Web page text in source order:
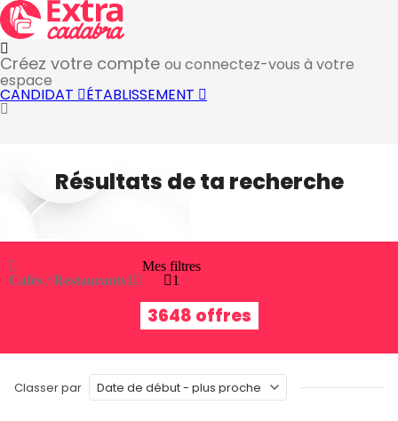
Créez votre compte ou connectez-vous à votre
espace
CANDIDAT ÉTABLISSEMENT
Résultats de ta recherche
Cafés / Restaurants1
Mes filtres
1
3648 offres
Classer par